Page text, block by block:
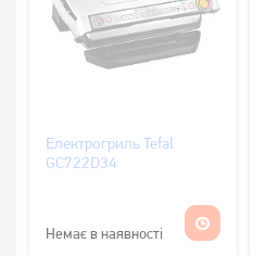
Електрогриль Tefal
GC722D34
Немає в наявності